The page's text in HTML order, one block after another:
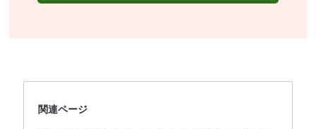
関連ページ